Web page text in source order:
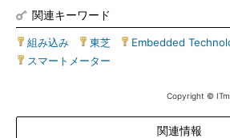
関連キーワード
組み込み 東芝 Embedded
スマートメーター
Copyright ©
関連情報